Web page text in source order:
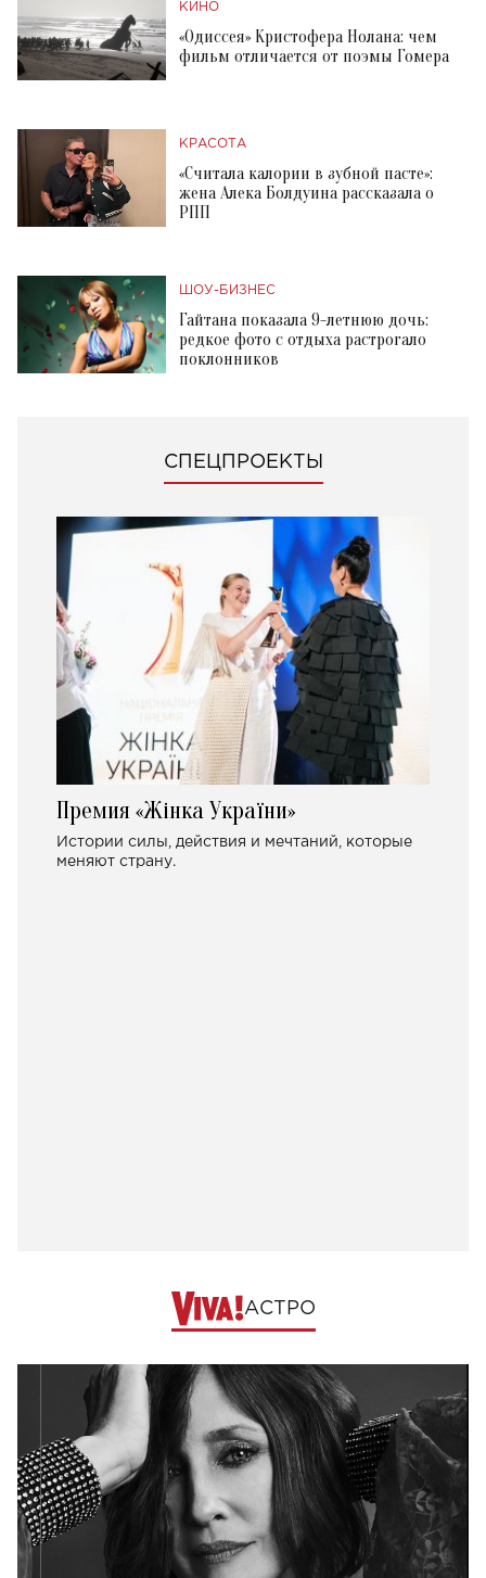
КИНО
«Одиссея» Кристофера Нолана: чем
фильм отличается от поэмы Гомера
КРАСОТА
«Считала калории в зубной пасте»:
жена Алека Болдуина рассказала о
РПП
ШОУ-БИЗНЕС
Гайтана показала 9-летнюю дочь:
редкое фото с отдыха растрогало
поклонников
СПЕЦПРОЕКТЫ
Премия «Жінка України»
Истории силы, действия и мечтаний, которые
меняют страну.
АСТРО